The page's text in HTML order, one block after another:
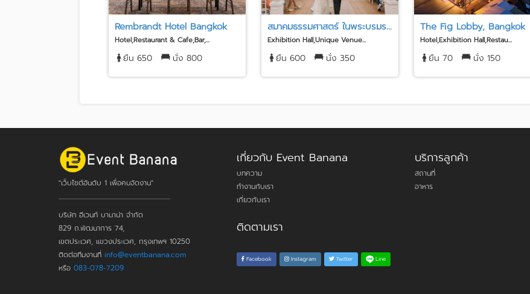
Rembrandt Hotel Bangkok
Hotel,Restaurant & Cafe,Bar,...
ยืน 650 นั่ง 800
สมาคมธรรมศาสตร์ ในพระบรมร...
Exhibition Hall,Unique Venue...
ยืน 600 นั่ง 350
The Fig Lobby, Bangkok
Hotel,Exhibition Hall,Restau...
ยืน 70 นั่ง 150
"เว็บไซต์อันดับ 1 เพื่อคนจัดงาน"
บริษัท อีเวนท์ บานาน่า จำกัด
829 ถ.พัฒนาการ 74,
เขตประเวศ, แขวงประเวศ, กรุงเทพฯ 10250
ติดต่อทีมงานที่ info@eventbanana.com
หรือ 083-078-7209
เกี่ยวกับ Event Banana
บทความ
ทำงานกับเรา
เกี่ยวกับเรา
ติดตามเรา
Facebook Instagram Twitter Line
บริการลูกค้า
สถานที่
อาหาร